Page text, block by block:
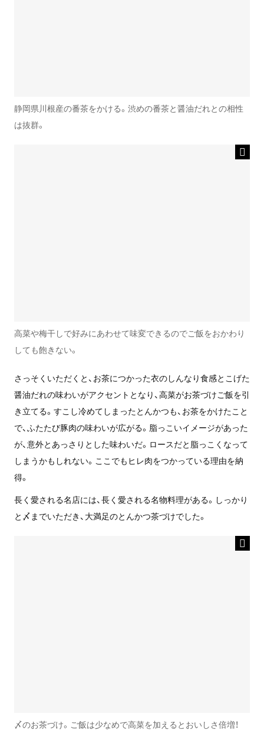
静岡県川根産の番茶をかける。渋めの番茶と醤油だれとの相性
は抜群。
高菜や梅干しで好みにあわせて味変できるのでご飯をおかわり
しても飽きない。
さっそくいただくと、お茶につかった衣のしんなり食感とこげた
醤油だれの味わいがアクセントとなり、高菜がお茶づけご飯を引
き立てる。すこし冷めてしまったとんかつも、お茶をかけたこと
で、ふたたび豚肉の味わいが広がる。脂っこいイメージがあった
が、意外とあっさりとした味わいだ。ロースだと脂っこくなって
しまうかもしれない。ここでもヒレ肉をつかっている理由を納
得。
長く愛される名店には、長く愛される名物料理がある。しっかり
と〆までいただき、大満足のとんかつ茶づけでした。
〆のお茶づけ。ご飯は少なめで高菜を加えるとおいしさ倍増！